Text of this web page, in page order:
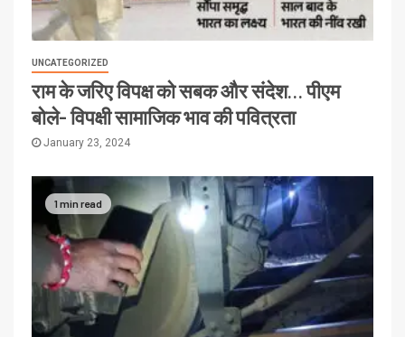
UNCATEGORIZED
राम के जरिए विपक्ष को सबक और संदेश… पीएम
बोले- विपक्षी सामाजिक भाव की पवित्रता
January 23, 2024
1 min read